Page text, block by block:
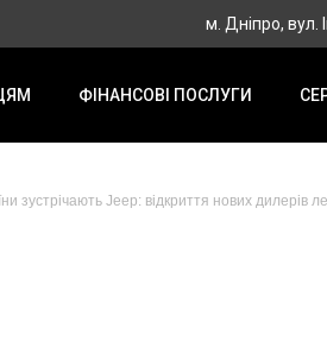
м. Дніпро, вул.
ФІНАНСОВІ ПОСЛУГИ
зустрічають Jeep: відкриття нових дилерів